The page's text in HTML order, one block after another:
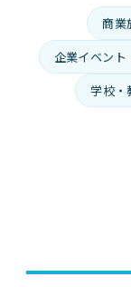
商業
企業イベント
学校・